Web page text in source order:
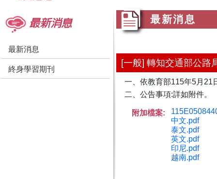
最新消息
最新消息
終身學習期刊
最新消息
[一般] 轉知交通部公路
一、依教育部115年5月21
二、公告事項:詳如附件。
附加檔案:
中文.pdf
泰文.pdf
英文.pdf
印尼.pdf
越南.pdf